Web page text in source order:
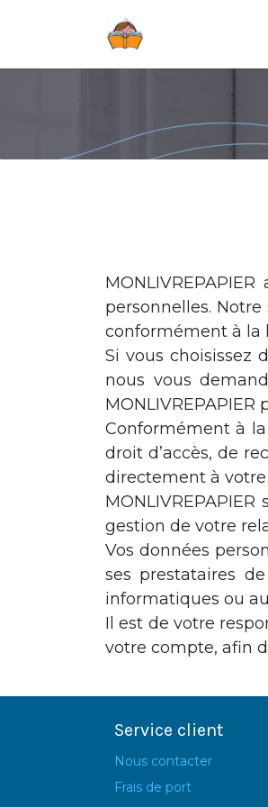
personnelles.
conformément à la
Si vous choisissez
nous vous
Conformément à la
droit d’accès, de
directement à
gestion de votre
Vos données
ses prestataires
informatiques ou
Il est de votre
votre compte, afin
Service client
Nous contacter
Frais de port